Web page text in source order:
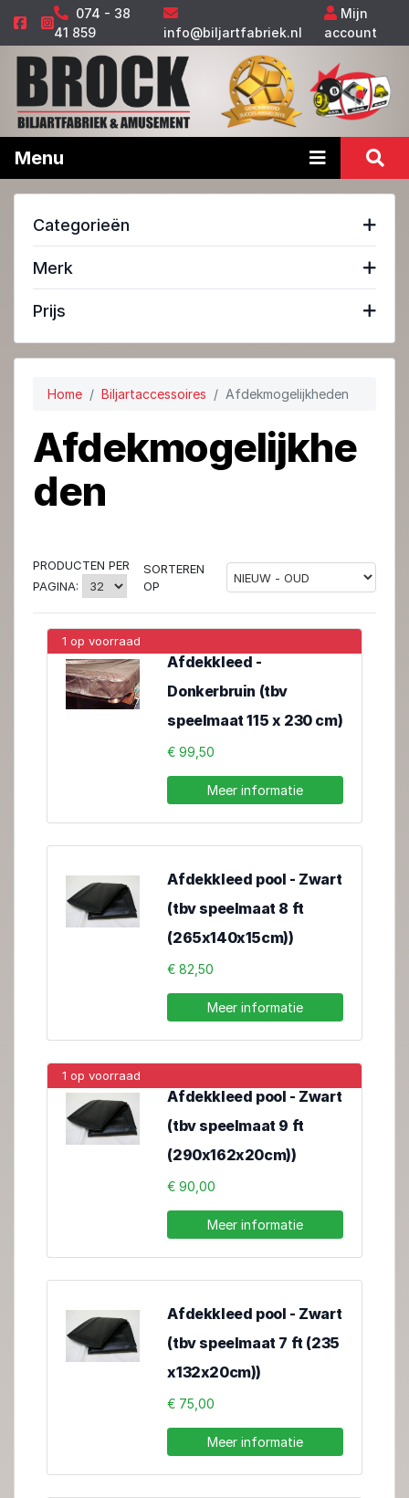
074 - 38
41 859
info@biljartfabriek.nl
Mijn
account
Menu
Categorieën
Merk
Prijs
Home Biljartaccessoires Afdekmogelijkheden
Afdekmogelijkhe
den
PRODUCTEN PER
PAGINA:
SORTEREN
OP
1 op voorraad
Afdekkleed -
Donkerbruin (tbv
speelmaat 115 x 230 cm)
€ 99,50
Meer informatie
Afdekkleed pool - Zwart
(tbv speelmaat 8 ft
(265x140x15cm))
€ 82,50
Meer informatie
1 op voorraad
Afdekkleed pool - Zwart
(tbv speelmaat 9 ft
(290x162x20cm))
€ 90,00
Meer informatie
Afdekkleed pool - Zwart
(tbv speelmaat 7 ft (235
x132x20cm))
€ 75,00
Meer informatie